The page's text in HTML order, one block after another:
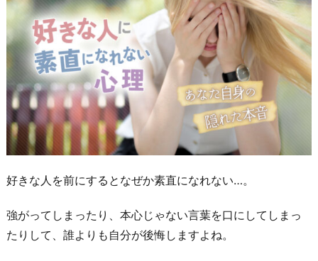
好きな人を前にするとなぜか素直になれない…。
強がってしまったり、本心じゃない言葉を口にしてしまっ
たりして、誰よりも自分が後悔しますよね。